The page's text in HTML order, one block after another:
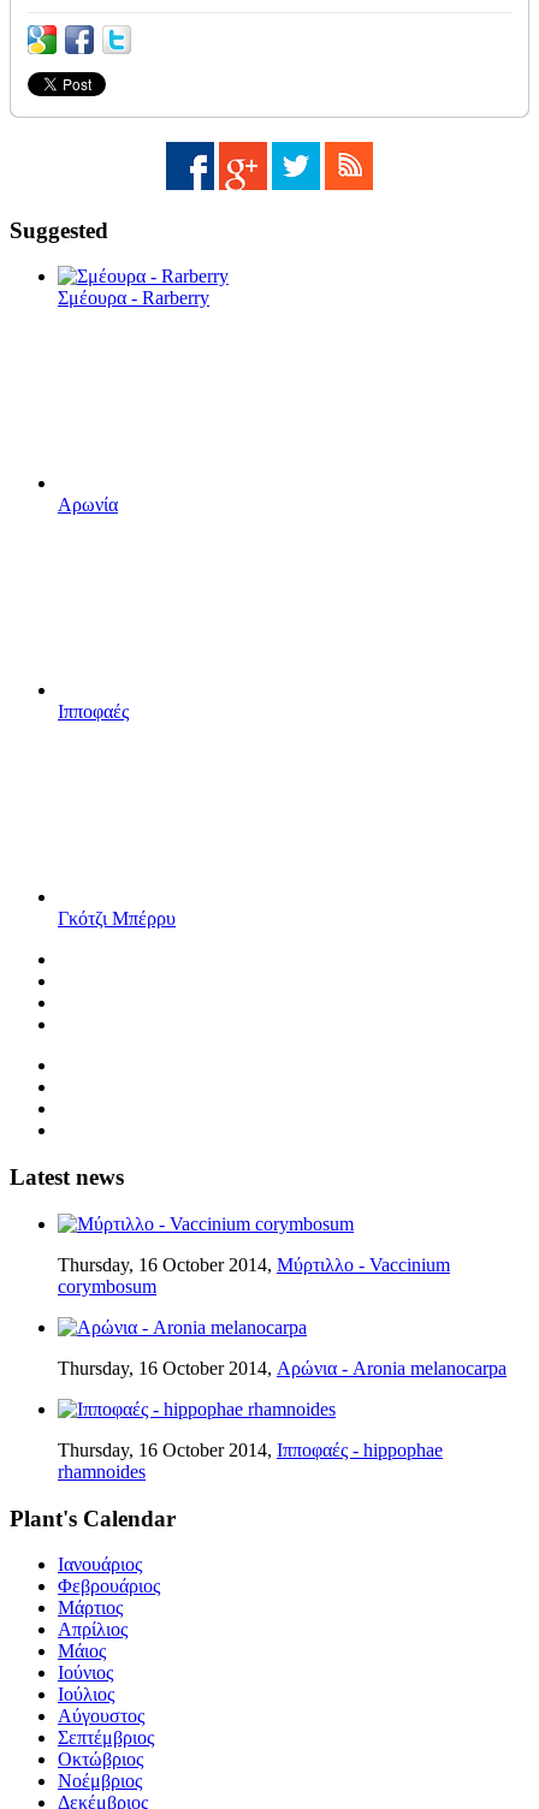
Suggested
Σμέουρα - Rarberry
Αρωνία
Ιπποφαές
Γκότζι Μπέρρυ
Latest news
Thursday, 16 October 2014, Μύρτιλλο - Vaccinium
corymbosum
Thursday, 16 October 2014, Αρώνια - Aronia melanocarpa
Thursday, 16 October 2014, Ιπποφαές - hippophae
rhamnoides
Plant's Calendar
Ιανουάριος
Φεβρουάριος
Μάρτιος
Απρίλιος
Μάιος
Ιούνιος
Ιούλιος
Αύγουστος
Σεπτέμβριος
Οκτώβριος
Νοέμβριος
Δεκέμβριος